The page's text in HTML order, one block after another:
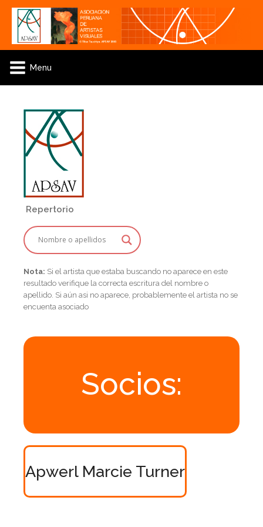
Menu
Repertorio
Nota: Si el artista que estaba buscando no aparece en este
resultado verifique la correcta escritura del nombre o
apellido. Si aún asi no aparece, probablemente el artista no se
encuenta asociado
Socios:
Apwerl Marcie Turner